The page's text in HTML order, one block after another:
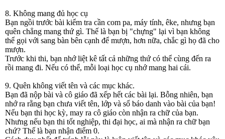
8. Không mang đủ học cụ
Bạn ngồi trước bài kiểm tra cần com pa, máy tính, êke, nhưng bạn
quên chẳng mang thứ gì. Thế là bạn bị "chựng" lại vì bạn không
thể gọi với sang bàn bên cạnh để mượn, hơn nữa, chắc gì họ đã cho
mượn.
Trước khi thi, bạn nhớ liệt kê tất cả những thứ có thể cùng đến ra
rồi mang đi. Nếu có thể, mỗi loại học cụ nhớ mang hai cái.
9. Quên không viết tên và các mục khác.
Bạn đã nộp bài và cô giáo đã xếp hết các bài lại. Bỗng nhiên, bạn
nhớ ra rằng bạn chưa viết tên, lớp và số báo danh vào bài của bạn!
Nếu bạn thi học kỳ, may ra cô giáo còn nhận ra chữ của bạn.
Nhưng nếu bạn thi tốt nghiệp, thi đại học, ai mà nhận ra chữ bạn
chứ? Thế là bạn nhận điểm 0.